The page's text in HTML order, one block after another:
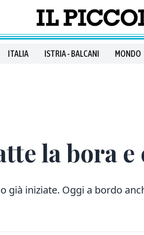
ITALIA ISTRIA - BALCANI MONDO
la bora
già iniziate. Oggi a bordo